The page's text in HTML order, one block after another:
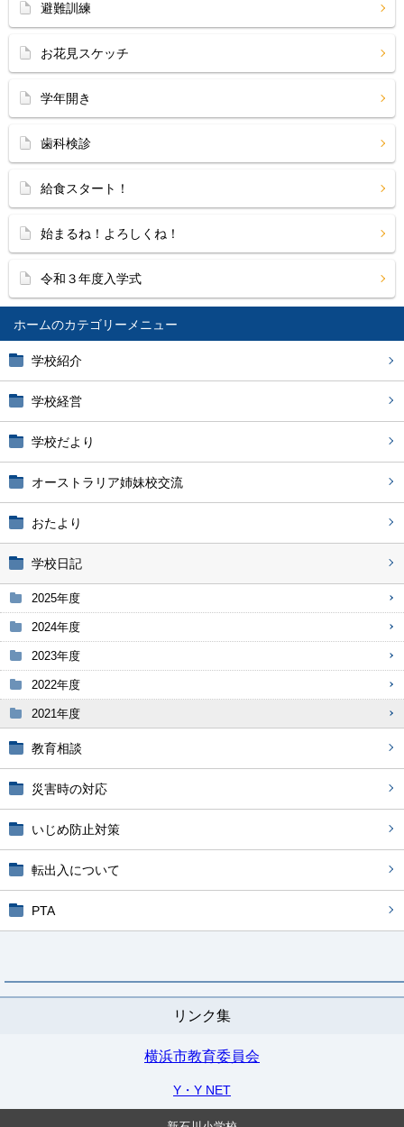
ホーム
学校紹介
学校経営
学校だより
オーストラリア姉妹校交流
おたより
学校日記
2025年度
2024年度
2023年度
2022年度
2021年度
教育相談
災害時の対応
いじめ防止対策
転出入について
PTA
リンク集
横浜市教育委員会
Y・Y NET
避難訓練
お花見スケッチ
学年開き
歯科検診
給食スタート！
始まるね！よろしくね！
令和３年度入学式